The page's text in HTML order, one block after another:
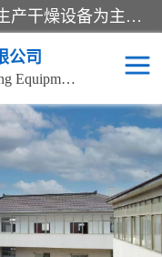
常州市圣祥干燥设备有限公司以生产干燥设备为主导产品，提供：干燥设备、干燥机、混合机、气流干燥机、烘箱、热风循环烘箱、沸腾干燥机、烘干机、喷雾干燥机等产品的生产、制造与销售服务。
公司
Changzhou Shengxiang Drying Equipment Co. , Ltd.
真空干燥机
刮板干燥机
干燥机